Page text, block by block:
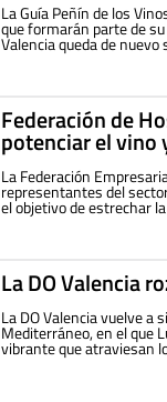
La Guía Peñín de los
que formarán parte de
Valencia queda de
Federación de
potenciar el vino
La Federación
representantes del
el objetivo de estrechar
La DO Valencia
La DO Valencia vuelve a
Mediterráneo, en el que
vibrante que atraviesan